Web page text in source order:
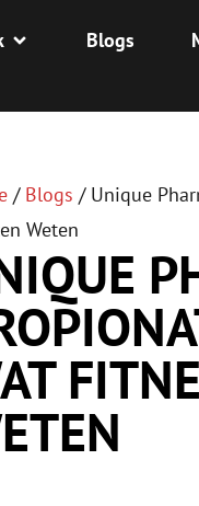
Blogs
/ Blogs / Unique
Weten